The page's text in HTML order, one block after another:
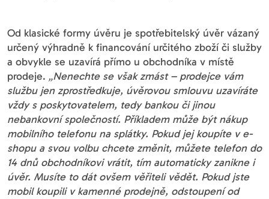
Od klasické formy úvěru je spotřebitelský úvěr vázaný
určený výhradně k financování určitého zboží či služby
a obvykle se uzavírá přímo u obchodníka v místě
prodeje. „Nenechte se však zmást – prodejce vám
službu jen zprostředkuje, úvěrovou smlouvu uzavíráte
vždy s poskytovatelem, tedy bankou či jinou
nebankovní společností. Příkladem může být nákup
mobilního telefonu na splátky. Pokud jej koupíte v e-
shopu a svou volbu chcete změnit, můžete telefon do
14 dnů obchodníkovi vrátit, tím automaticky zanikne i
úvěr. Musíte to dát ovšem věřiteli vědět. Pokud jste
mobil koupili v kamenné prodejně, odstoupení od